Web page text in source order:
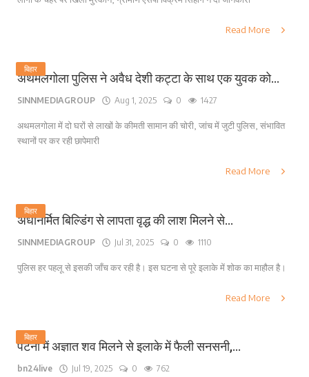
Read More
बिहार
अथमलगोला पुलिस ने अवैध देशी कट्टा के साथ एक युवक को...
SINNMEDIAGROUP Aug 1, 2025 0 1427
अथमलगोला में दो घरों से लाखों के कीमती सामान की चोरी, जांच में जुटी पुलिस, संभावित
स्थानों पर कर रही छापेमारी
Read More
बिहार
अर्धनिर्मित बिल्डिंग से लापता वृद्ध की लाश मिलने से...
SINNMEDIAGROUP Jul 31, 2025 0 1110
पुलिस हर पहलू से इसकी जाँच कर रही है। इस घटना से पूरे इलाके में शोक का माहौल है।
Read More
बिहार
पटना में अज्ञात शव मिलने से इलाके में फैली सनसनी,...
bn24live Jul 19, 2025 0 762